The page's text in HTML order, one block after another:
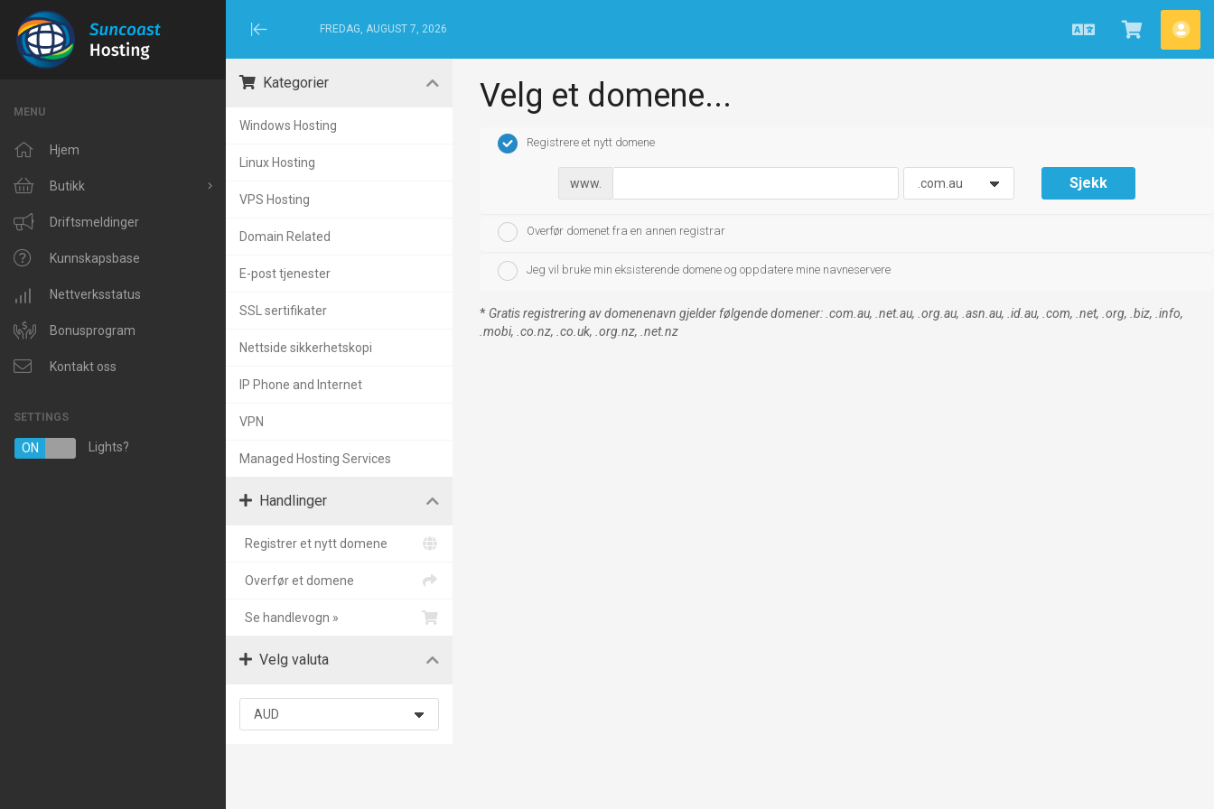
Minimize
Menu
FREDAG, AUGUST 7, 2026
Norwegian
Se
MENU
Hjem
Butikk
Bla gjennom alle
Windows Hosting
Linux Hosting
VPS Hosting
Domain Related
Managed Hosting Services
Driftsmeldinger
Kunnskapsbase
Nettverksstatus
Bonusprogram
Kontakt oss
SETTINGS
ON OFF
Lights?
Kategorier
Windows Hosting
Linux Hosting
VPS Hosting
Domain Related
E-post tjenester
SSL sertifikater
Nettside sikkerhetskopi
IP Phone and Internet
VPN
Managed Hosting Services
Handlinger
Registrer et nytt domene
Overfør et domene
Se handlevogn »
Velg valuta
Velg et domene...
Registrere et nytt domene
www. Sjekk
Overfør domenet fra en annen registrar
Jeg vil bruke min eksisterende domene og oppdatere mine navneservere
* Gratis registrering av domenenavn gjelder følgende domener: .com.au, .net.au, .org.au, .asn.au, .id.au, .com, .net, .org, .biz, .info,
.mobi, .co.nz, .co.uk, .org.nz, .net.nz